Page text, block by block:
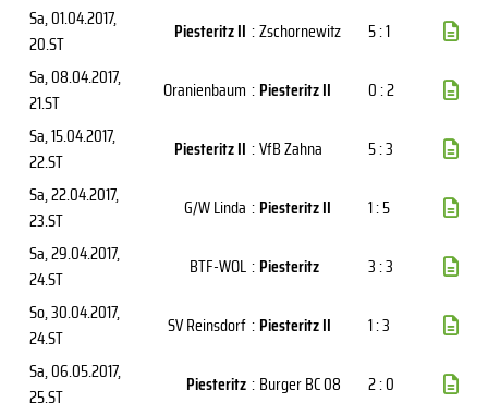
Sa, 01.04.2017,
20.ST
Piesteritz II :Zschornewitz
5 : 1
Sa, 08.04.2017,
21.ST
Oranienbaum : Piesteritz II
0 : 2
Sa, 15.04.2017,
22.ST
Piesteritz II :VfB Zahna
5 : 3
Sa, 22.04.2017,
23.ST
G/W Linda : Piesteritz II
1 : 5
Sa, 29.04.2017,
24.ST
BTF-WOL : Piesteritz
3 : 3
So, 30.04.2017,
24.ST
SV Reinsdorf : Piesteritz II
1 : 3
Sa, 06.05.2017,
25.ST
Piesteritz : Burger BC 08
2 : 0